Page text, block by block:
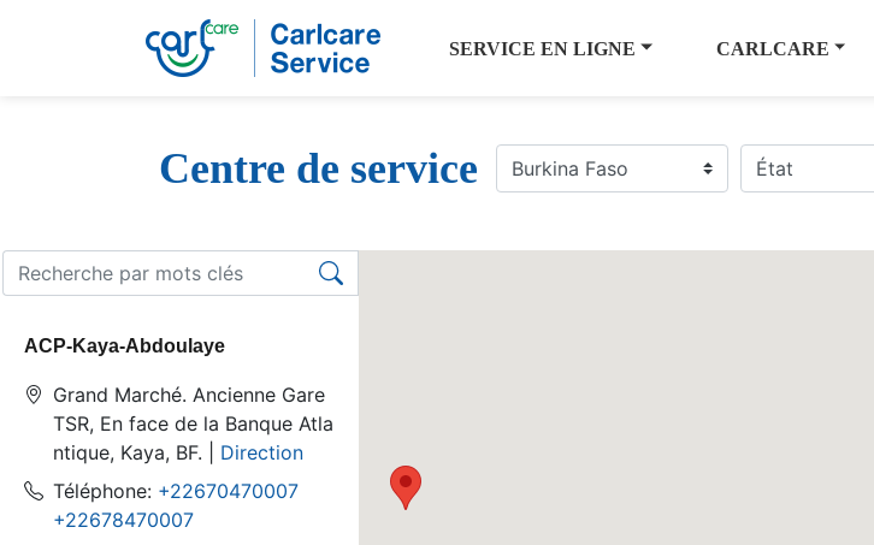
SERVICE EN LIGNE CARLCARE
Centre de service
ACP-Kaya-Abdoulaye
Grand Marché. Ancienne Gare
TSR, En face de la Banque Atla
ntique, Kaya, BF. | Direction
Téléphone: +22670470007
+22678470007